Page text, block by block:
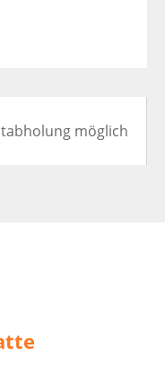
möglich